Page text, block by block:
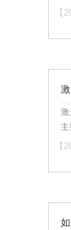
【
激
主
【